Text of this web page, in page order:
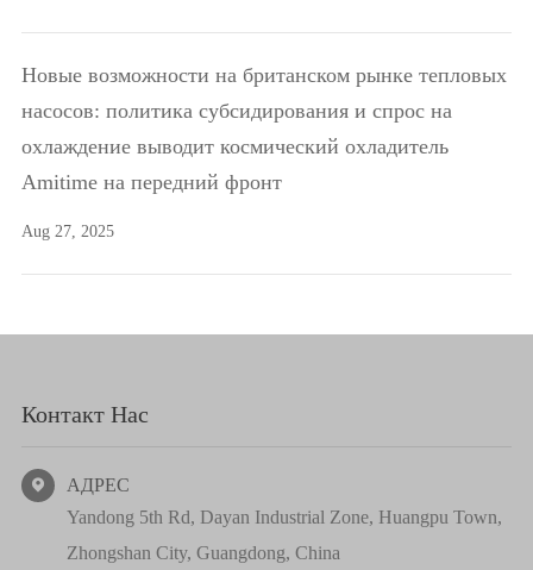
Новые возможности на британском рынке тепловых
насосов: политика субсидирования и спрос на
охлаждение выводит космический охладитель
Amitime на передний фронт
Aug 27, 2025
Контакт Нас

АДРЕС
Yandong 5th Rd, Dayan Industrial Zone, Huangpu Town,
Zhongshan City, Guangdong, China